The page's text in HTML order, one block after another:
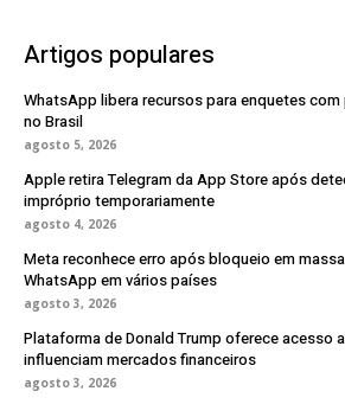
Artigos populares
WhatsApp libera recursos para enquetes
no Brasil
agosto 5, 2026
Apple retira Telegram da App Store após
impróprio temporariamente
agosto 4, 2026
Meta reconhece erro após bloqueio em
WhatsApp em vários países
agosto 3, 2026
Plataforma de Donald Trump oferece acesso
influenciam mercados financeiros
agosto 3, 2026